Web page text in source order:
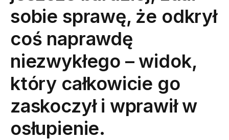
sobie sprawę, że odkrył
coś naprawdę
niezwykłego – widok,
który całkowicie go
zaskoczył i wprawił w
osłupienie.